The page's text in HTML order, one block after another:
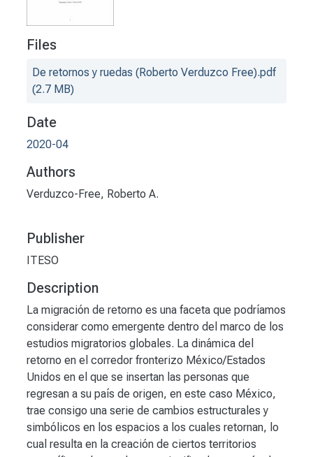
Files
De retornos y ruedas (Roberto Verduzco Free).pdf
(2.7 MB)
Date
2020-04
Authors
Verduzco-Free, Roberto A.
Publisher
ITESO
Description
La migración de retorno es una faceta que podríamos
considerar como emergente dentro del marco de los
estudios migratorios globales. La dinámica del
retorno en el corredor fronterizo México/Estados
Unidos en el que se insertan las personas que
regresan a su país de origen, en este caso México,
trae consigo una serie de cambios estructurales y
simbólicos en los espacios a los cuales retornan, lo
cual resulta en la creación de ciertos territorios